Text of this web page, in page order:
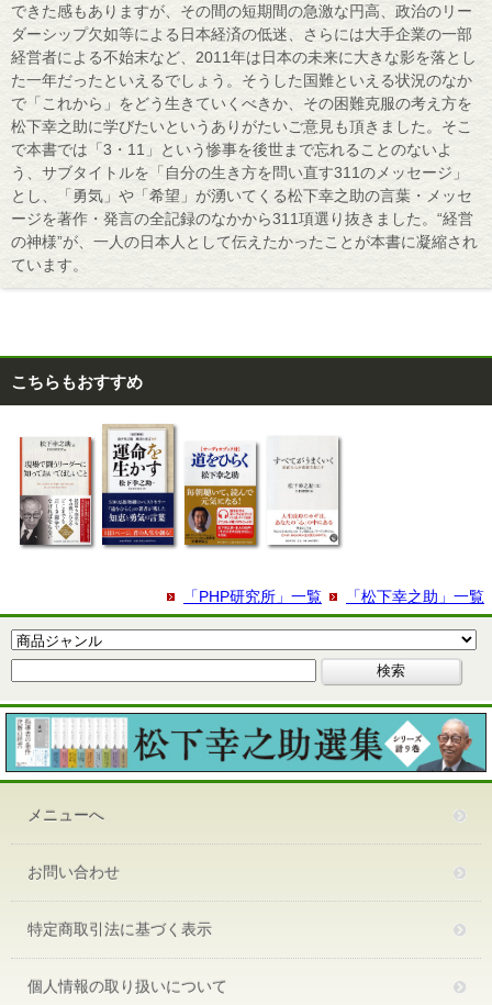
できた感もありますが、その間の短期間の急激な円高、政治のリー
ダーシップ欠如等による日本経済の低迷、さらには大手企業の一部
経営者による不始末など、2011年は日本の未来に大きな影を落とし
た一年だったといえるでしょう。そうした国難といえる状況のなか
で「これから」をどう生きていくべきか、その困難克服の考え方を
松下幸之助に学びたいというありがたいご意見も頂きました。そこ
で本書では「3・11」という惨事を後世まで忘れることのないよ
う、サブタイトルを「自分の生き方を問い直す311のメッセージ」
とし、「勇気」や「希望」が湧いてくる松下幸之助の言葉・メッセ
ージを著作・発言の全記録のなかから311項選り抜きました。“経営
の神様”が、一人の日本人として伝えたかったことが本書に凝縮され
ています。
こちらもおすすめ
「松下幸之助」一覧
「PHP研究所」一覧
メニューへ
お問い合わせ
特定商取引法に基づく表示
個人情報の取り扱いについて